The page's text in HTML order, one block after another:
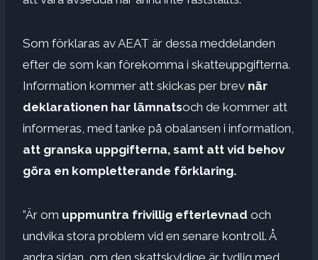
Som förklaras av AEAT är dessa meddelanden
efter de som kan förekomma i skatteuppgifterna.
Information kommer att skickas per brev när
deklarationen har lämnatsoch de kommer att
informeras, med tanke på obalansen i information,
att granska uppgifterna, samt att vid behov
göra en kompletterande förklaring.
”Är om uppmuntra frivillig efterlevnad och
undvika stora problem vid en senare kontroll. Å
andra sidan, om den skattskyldige är tydlig med